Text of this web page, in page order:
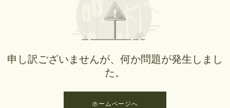
申し訳ございませんが、何か問題が発生しまし
た。
ホームページへ